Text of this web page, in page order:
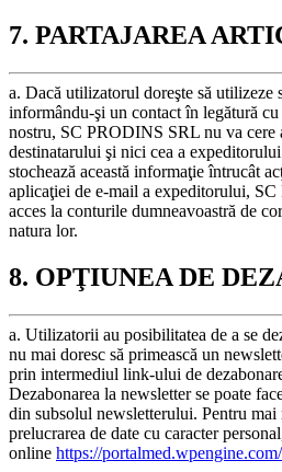
7. PARTAJAREA
a. Dacă utilizatorul doreşte să utilizeze
informându-şi un contact în legătură
nostru, SC PRODINS SRL nu va cere
destinatarului şi nici cea a
stochează această informaţie întrucât
aplicaţiei de e-mail a expeditorului,
acces la conturile dumneavoastră de
natura lor.
8. OPŢIUNEA DE
a. Utilizatorii au posibilitatea de a se
nu mai doresc să primească un
prin intermediul link-ului de
Dezabonarea la newsletter se poate
din subsolul newsletterului. Pentru
prelucrarea de date cu caracter
online https://